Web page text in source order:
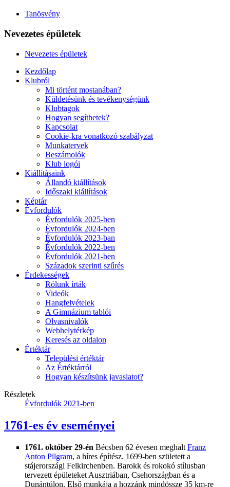
Tanösvény
Nevezetes épületek
Nevezetes épületek
Kezdőlap
Klubról
Mi történt mostanában?
Küldetésünk és tevékenységünk
Klubtagok
Hogyan segíthetek?
Kapcsolat
Cookie-kra vonatkozó szabályzat
Munkatervek
Beszámolók
Klub logói
Kiállításaink
Állandó kiállítások
Időszaki kiállítások
Képtár
Évfordulók
Évfordulók 2025-ben
Évfordulók 2024-ben
Évfordulók 2023-ban
Évfordulók 2022-ben
Évfordulók 2021-ben
Századok szerinti szűrés
Érdekességek
Rólunk írták
Videók
Hangfelvételek
A Gimnázium tablói
Olvasnivalók
Webhelytérkép
Keresés az oldalon
Értéktár
Települési értéktár
Az Értéktárról
Hogyan készítsünk javaslatot?
Részletek
Évfordulók 2021-ben
1761-es év eseményei
1761. október 29-én Bécsben 62 évesen meghalt Franz
Anton Pilgram, a híres építész. 1699-ben született a
stájerországi Felkirchenben. Barokk és rokokó stílusban
tervezett épületeket Ausztriában, Csehországban és a
Dunántúlon. Első munkája a hozzánk mindössze 35 km-re